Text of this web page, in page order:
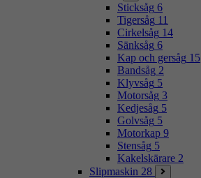
Sticksåg 6
Tigersåg 11
Cirkelsåg 14
Sänksåg 6
Kap och gersåg 15
Bandsåg 2
Klyvsåg 5
Motorsåg 3
Kedjesåg 5
Golvsåg 5
Motorkap 9
Stensåg 5
Kakelskärare 2
Slipmaskin 28